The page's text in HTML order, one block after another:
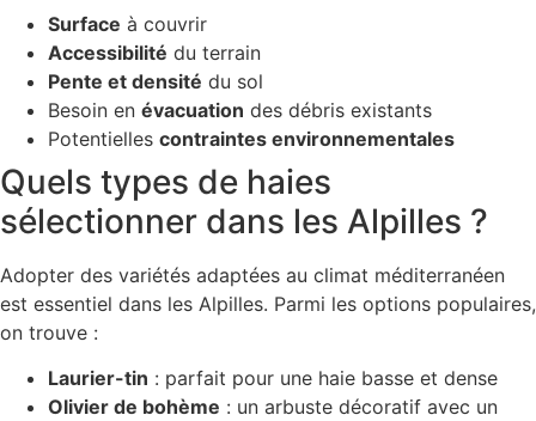
Surface à couvrir
Accessibilité du terrain
Pente et densité du sol
Besoin en évacuation des débris existants
Potentielles contraintes environnementales
Quels types de haies
sélectionner dans les Alpilles ?
Adopter des variétés adaptées au climat méditerranéen
est essentiel dans les Alpilles. Parmi les options populaires,
on trouve :
Laurier-tin : parfait pour une haie basse et dense
Olivier de bohème : un arbuste décoratif avec un